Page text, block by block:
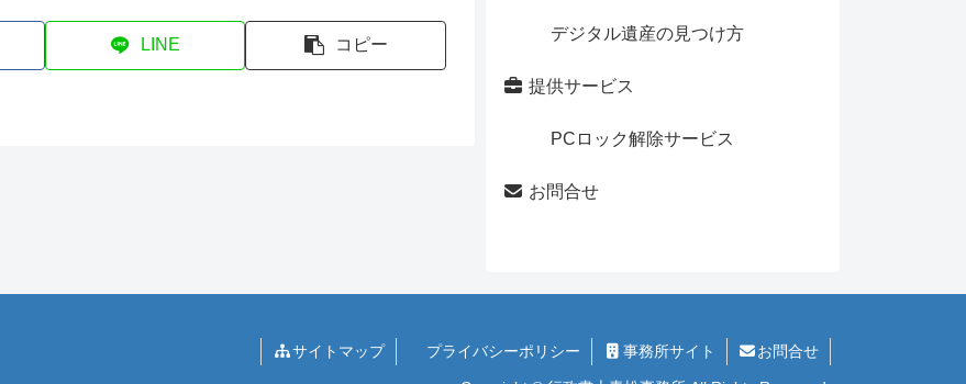
LINE コピー
デジタル遺産の見つけ方
提供サービス
PCロック解除サービス
お問合せ
サイトマップ プライバシーポリシー 事務所サイト お問合せ